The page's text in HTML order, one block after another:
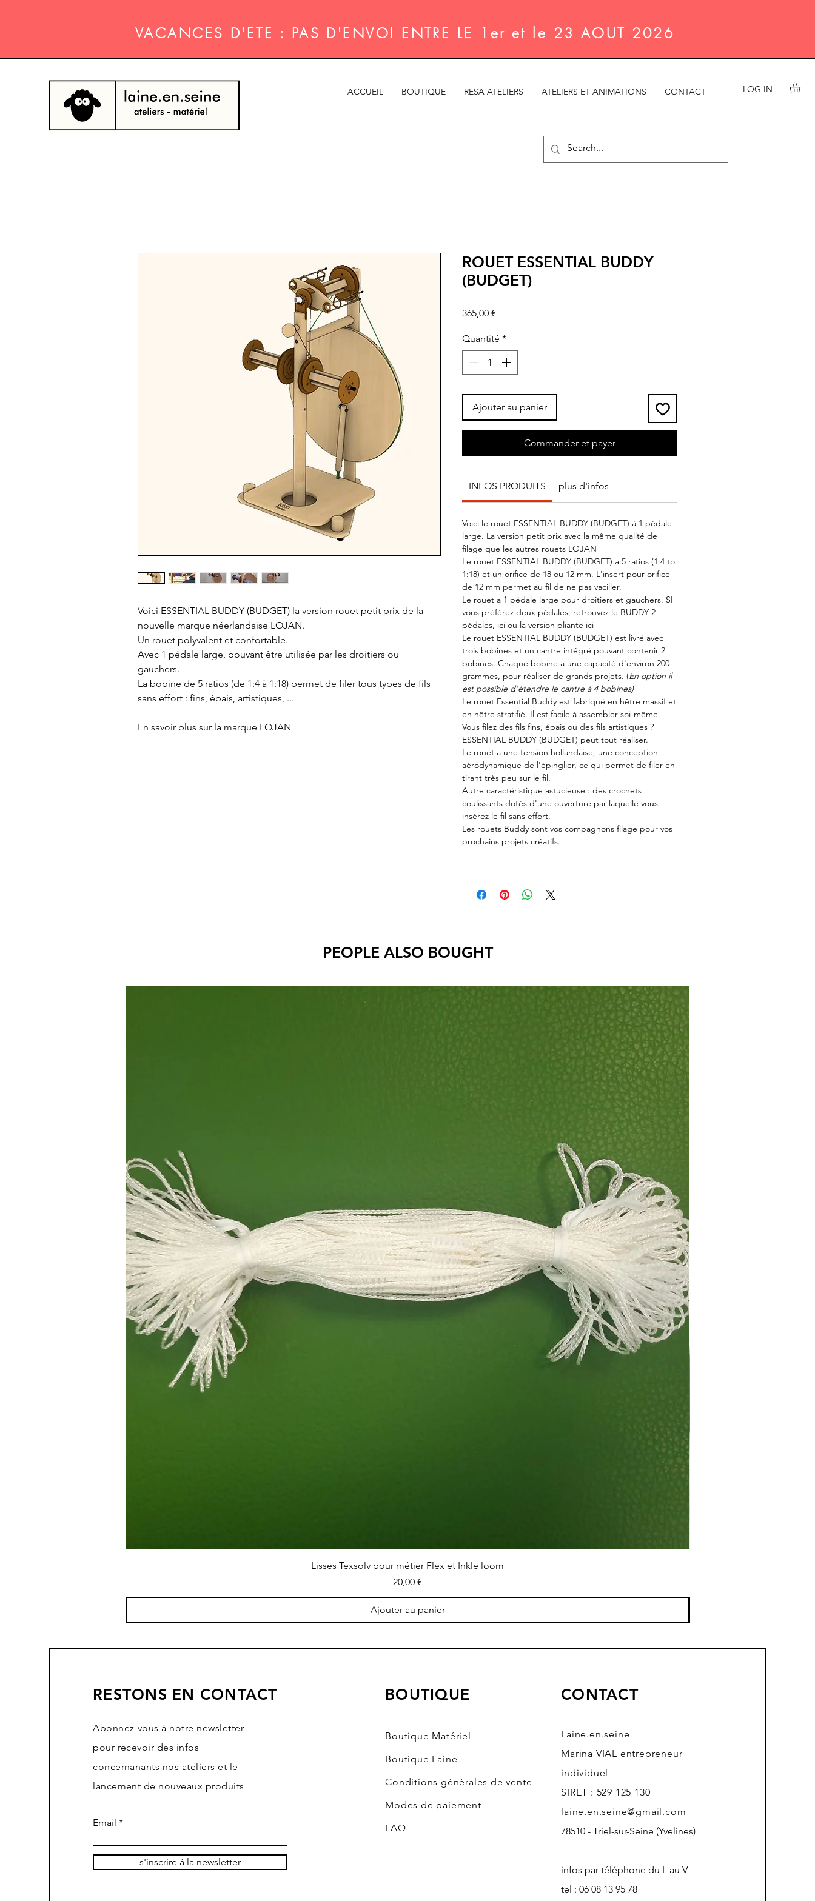
VACANCES D'ETE : PAS D'ENVOI ENTRE LE 1er et le 23 AOUT 2026
ACCUEIL BOUTIQUE RESA ATELIERS ATELIERS ET ANIMATIONS CONTACT LOG IN
Voici ESSENTIAL BUDDY (BUDGET) la version rouet petit prix de la
nouvelle marque néerlandaise LOJAN.
Un rouet polyvalent et confortable.
Avec 1 pédale large, pouvant être utilisée par les droitiers ou
gauchers.
La bobine de 5 ratios (de 1:4 à 1:18) permet de filer tous types de fils
sans effort : fins, épais, artistiques, ...
En savoir plus sur la marque LOJAN
ROUET ESSENTIAL BUDDY
(BUDGET)
365,00 €
Quantité *
Ajouter au panier
Commander et payer
INFOS PRODUITS plus d'infos
Voici le rouet ESSENTIAL BUDDY (BUDGET) à 1 pédale
large. La version petit prix avec la même qualité de
filage que les autres rouets LOJAN
Le rouet ESSENTIAL BUDDY (BUDGET) a 5 ratios (1:4 to
1:18) et un orifice de 18 ou 12 mm. L'insert pour orifice
de 12 mm permet au fil de ne pas vaciller.
Le rouet a 1 pédale large pour droitiers et gauchers. SI
vous préférez deux pédales, retrouvez le BUDDY 2
pédales, ici ou la version pliante ici
Le rouet ESSENTIAL BUDDY (BUDGET) est livré avec
trois bobines et un cantre intégré pouvant contenir 2
bobines. Chaque bobine a une capacité d'environ 200
grammes, pour réaliser de grands projets. (En option il
est possible d'étendre le cantre à 4 bobines)
Le rouet Essential Buddy est fabriqué en hêtre massif et
en hêtre stratifié. Il est facile à assembler soi-même.
Vous filez des fils fins, épais ou des fils artistiques ?
ESSENTIAL BUDDY (BUDGET) peut tout réaliser.
Le rouet a une tension hollandaise, une conception
aérodynamique de l'épinglier, ce qui permet de filer en
tirant très peu sur le fil.
Autre caractéristique astucieuse : des crochets
coulissants dotés d'une ouverture par laquelle vous
insérez le fil sans effort.
Les rouets Buddy sont vos compagnons filage pour vos
prochains projets créatifs.
PEOPLE ALSO BOUGHT
Lisses Texsolv pour métier Flex et Inkle loom
Prix
20,00 €
Ajouter au panier
RESTONS EN CONTACT
Abonnez-vous à notre newsletter
pour recevoir des infos
concernanants nos ateliers et le
lancement de nouveaux produits
Email
s'inscrire à la newsletter
BOUTIQUE
Boutique Matériel
Boutique Laine
Conditions générales de vente
Modes de paiement
FAQ
CONTACT
Laine.en.seine
Marina VIAL entrepreneur
individuel
SIRET : 529 125 130
laine.en.seine@gmail.com
78510 - Triel-sur-Seine (Yvelines)
infos par téléphone du L au V
tel : 06 08 13 95 78